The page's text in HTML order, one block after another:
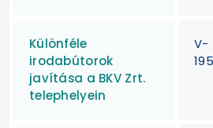
Különféle
irodabútorok
javítása a BKV Zrt.
telephelyein
V-